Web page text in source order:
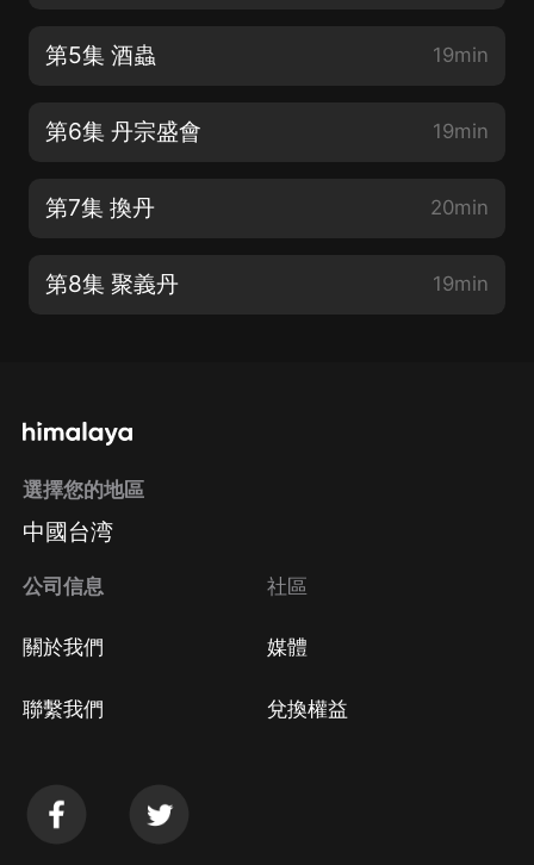
第5集 酒蟲 19min
第6集 丹宗盛會 19min
第7集 換丹 20min
第8集 聚義丹 19min
選擇您的地區
中國台湾
公司信息
關於我們
聯繫我們
社區
媒體
兌換權益